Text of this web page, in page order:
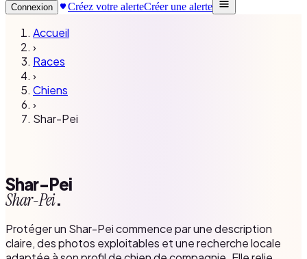
Connexion Créez votre alerteCréer une alerte
Accueil
›
Races
›
Chiens
›
Shar-Pei
Shar-Pei
Shar-Pei.
Protéger un Shar-Pei commence par une description
claire, des photos exploitables et une recherche locale